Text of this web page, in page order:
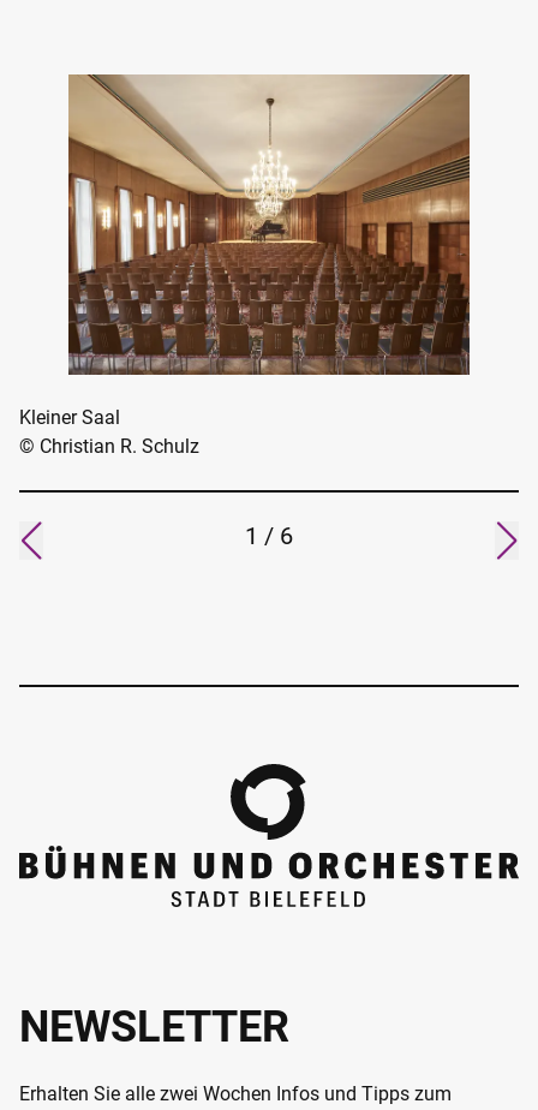
Kleiner Saal
© Christian R. Schulz
1 / 6
NEWSLETTER
Erhalten Sie alle zwei Wochen Infos und Tipps zum